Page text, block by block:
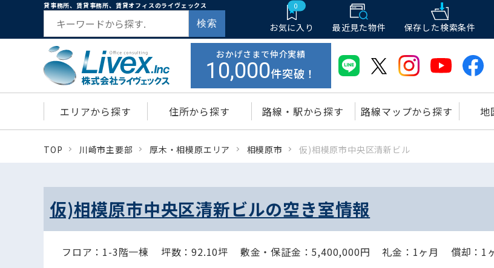
貸事務所、賃貸事務所、賃貸オフィスのライヴェックス
検索
0
お気に入り 最近見た物件 保存した検索条件
おかげさまで仲介実績
10,000件突破！
エリアから探す 住所から探す 路線・駅から探す 路線マップから探す 地
TOP 川崎市主要部 厚木・相模原エリア 相模原市 仮)相模原市中央区清新ビル
仮)相模原市中央区清新ビルの空き室情報
フロア：1-3階一棟 坪数：92.10坪 敷金・保証金：5,400,000円 礼金：1ヶ月 償却：1